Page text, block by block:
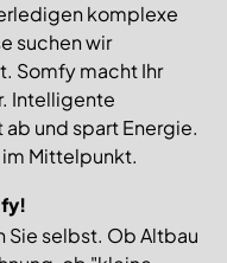
komplexe
suchen wir
Somfy macht Ihr
Intelligente
und spart Energie.
im Mittelpunkt.
Sie selbst. Ob Altbau